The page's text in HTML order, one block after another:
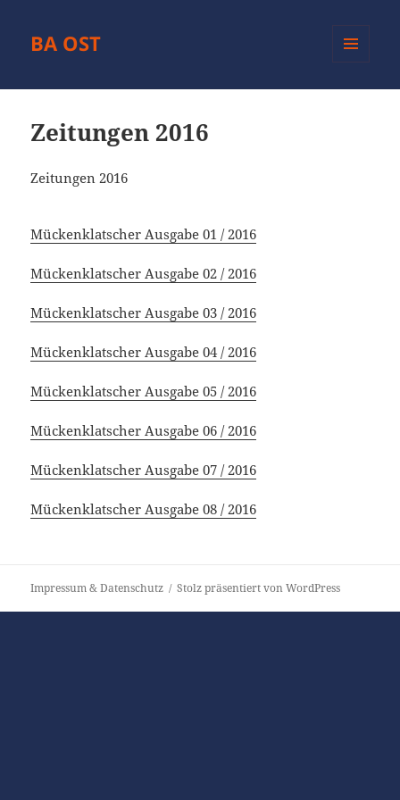
BA OST
Zeitungen 2016
Zeitungen 2016
Mückenklatscher Ausgabe 01 / 2016
Mückenklatscher Ausgabe 02 / 2016
Mückenklatscher Ausgabe 03 / 2016
Mückenklatscher Ausgabe 04 / 2016
Mückenklatscher Ausgabe 05 / 2016
Mückenklatscher Ausgabe 06 / 2016
Mückenklatscher Ausgabe 07 / 2016
Mückenklatscher Ausgabe 08 / 2016
Impressum & Datenschutz Stolz präsentiert von WordPress